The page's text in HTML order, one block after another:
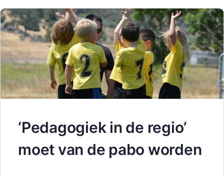
‘Pedagogiek in de regio’
moet van de pabo worden